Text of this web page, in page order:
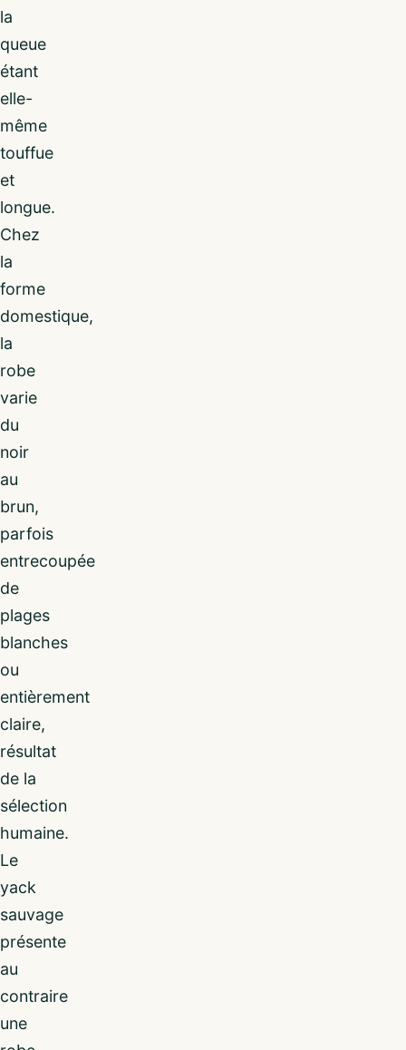
la
queue
étant
elle-
même
touffue
et
longue.
Chez
la
forme
domestique,
la
robe
varie
du
noir
au
brun,
parfois
entrecoupée
de
plages
blanches
ou
entièrement
claire,
résultat
de la
sélection
humaine.
Le
yack
sauvage
présente
au
contraire
une